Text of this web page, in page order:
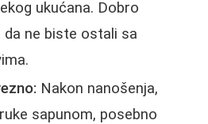
ukućana. Dobro
ne biste ostali sa
Nakon nanošenja,
sapunom, posebno